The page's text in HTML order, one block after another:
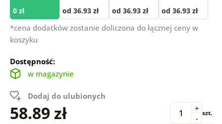
0 zł od 36.93 zł od 36.93 zł od 36.93 zł
*cena dodatków zostanie doliczona do łącznej ceny w
koszyku
Dostępność:
w magazynie
Dodaj do ulubionych
58.89 zł -
+ szt.